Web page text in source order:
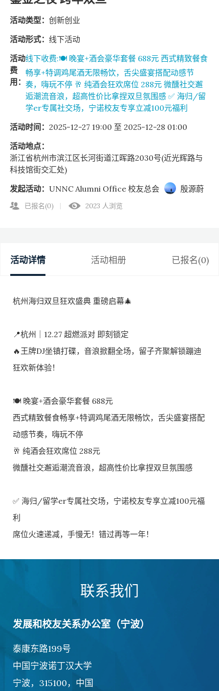
活动类型： 创新创业
活动形式： 线下活动
活动
费
用：
线下收费:🍽️ 晚宴+酒会豪华套餐 688元 西式精致餐食
畅享+特调鸡尾酒无限畅饮，舌尖盛宴搭配动感节
奏，嗨玩不停 🥂 纯酒会狂欢席位 288元 微醺社交邂
逅潮流音浪，超高性价比拿捏双旦氛围感 ✅ 海归/留
学er专属社交场，宁诺校友专享立减100元福利
活动时间： 2025-12-27 19:00 至 2025-12-28 01:00
活动地点：
浙江省杭州市滨江区长河街道江晖路2030号(近光辉路与
科技馆街交汇处)
发起活动： UNNC Alumni Office 校友总会 殷源蔚
已报名(0) 2023 人浏览
活动详情 活动相册 已报名(0)
杭州海归双旦狂欢盛典 重磅启幕🎄
📍杭州｜12.27 超燃派对 即刻锁定
🔥王牌DJ坐镇打碟，音浪掀翻全场，留子齐聚解锁蹦迪
狂欢新体验！
🍽️ 晚宴+酒会豪华套餐 688元
西式精致餐食畅享+特调鸡尾酒无限畅饮，舌尖盛宴搭配
动感节奏，嗨玩不停
🥂 纯酒会狂欢席位 288元
微醺社交邂逅潮流音浪，超高性价比拿捏双旦氛围感
✅ 海归/留学er专属社交场，宁诺校友专享立减100元福
利
席位火速递减，手慢无！错过再等一年！
联系我们
发展和校友关系办公室（宁波）
泰康东路199号
中国宁波诺丁汉大学
宁波，315100，中国